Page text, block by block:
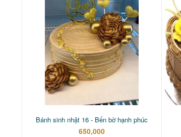
Bánh sinh nhật 16 - Bến bờ hạnh phúc
650,000